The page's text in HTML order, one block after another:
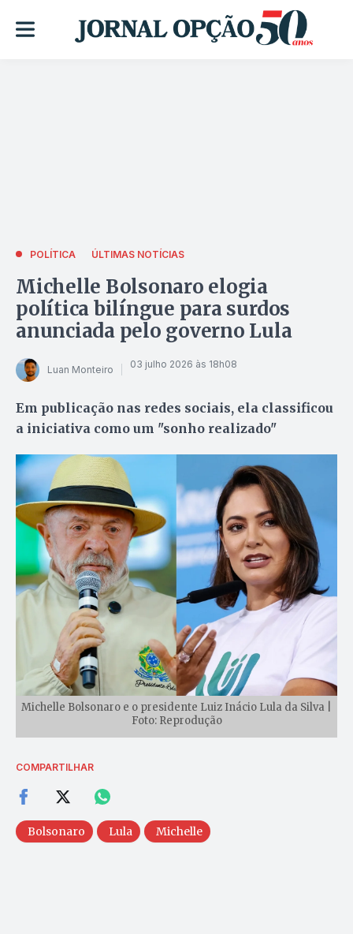
POLÍTICA ÚLTIMAS NOTÍCIAS
Michelle Bolsonaro elogia
política bilíngue para surdos
anunciada pelo governo Lula
Luan Monteiro 03 julho 2026 às 18h08
Em publicação nas redes sociais, ela classificou
a iniciativa como um "sonho realizado"
Michelle Bolsonaro e o presidente Luiz Inácio Lula da Silva |
Foto: Reprodução
COMPARTILHAR
Bolsonaro Lula Michelle